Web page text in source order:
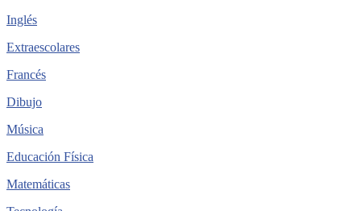
Inglés
Extraescolares
Francés
Dibujo
Música
Educación Física
Matemáticas